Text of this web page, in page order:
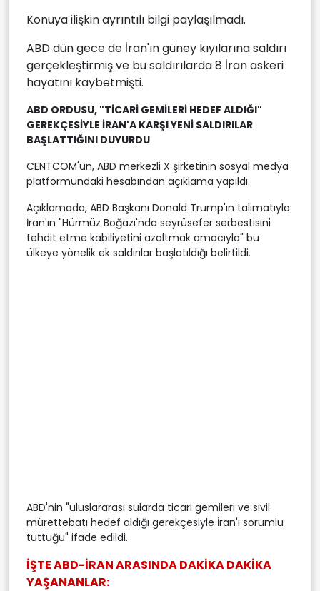
Konuya ilişkin ayrıntılı bilgi paylaşılmadı.
ABD dün gece de İran'ın güney kıyılarına saldırı
gerçekleştirmiş ve bu saldırılarda 8 İran askeri
hayatını kaybetmişti.
ABD ORDUSU, "TİCARİ GEMİLERİ HEDEF ALDIĞI"
GEREKÇESİYLE İRAN'A KARŞI YENİ SALDIRILAR
BAŞLATTIĞINI DUYURDU
CENTCOM'un, ABD merkezli X şirketinin sosyal medya
platformundaki hesabından açıklama yapıldı.
Açıklamada, ABD Başkanı Donald Trump'ın talimatıyla
İran'ın "Hürmüz Boğazı'nda seyrüsefer serbestisini
tehdit etme kabiliyetini azaltmak amacıyla" bu
ülkeye yönelik ek saldırılar başlatıldığı belirtildi.
ABD'nin "uluslararası sularda ticari gemileri ve sivil
mürettebatı hedef aldığı gerekçesiyle İran'ı sorumlu
tuttuğu" ifade edildi.
İŞTE ABD-İRAN ARASINDA DAKİKA DAKİKA
YAŞANANLAR: